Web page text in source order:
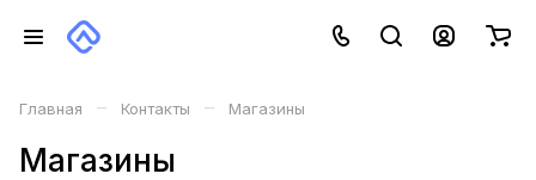
Главная – Контакты – Магазины
Магазины